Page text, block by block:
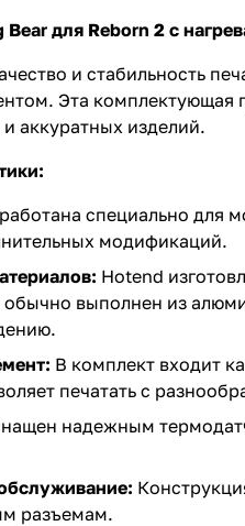
для Reborn 2 с
и стабильность
Эта комплектующая
аккуратных изделий.
специально для
модификаций.
Hotend
выполнен из
В комплект входит
печатать с
надежным
разъемам.